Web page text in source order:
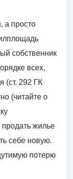
а просто
собственник
всех,
(ст. 292 ГК
(читайте о
жилье
себе новую.
потерю